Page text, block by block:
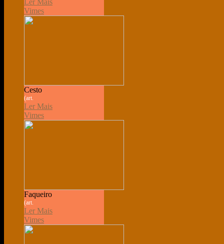
Ler Mais
Vimes
Cesto
(art.
Ler Mais
Vimes
Faqueiro
(art.
Ler Mais
Vimes